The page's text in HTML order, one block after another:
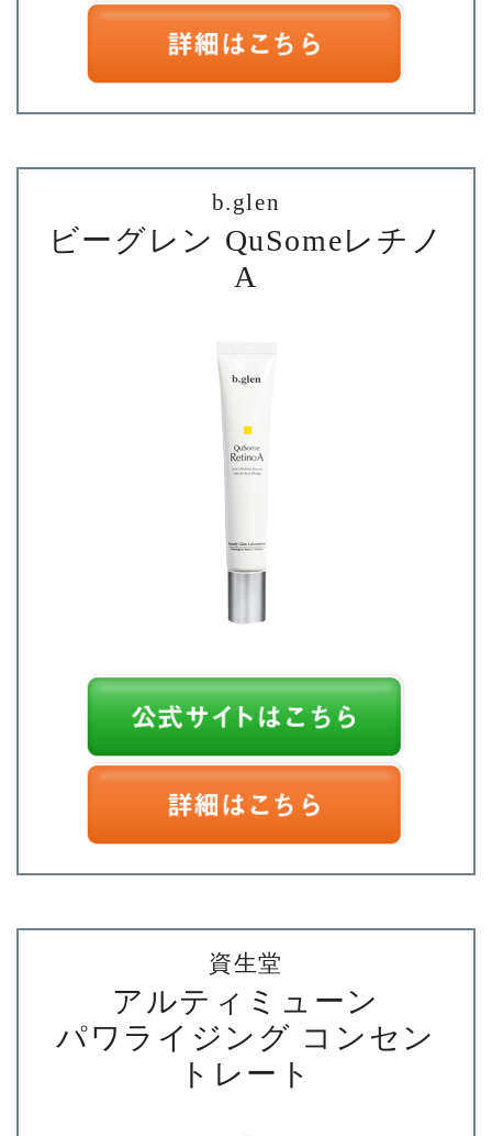
b.glen
ビーグレン QuSomeレチノ
A
資生堂
アルティミューン
パワライジング コンセン
トレート